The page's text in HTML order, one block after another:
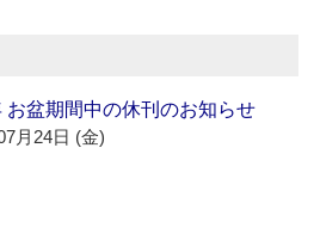
お盆期間中の休刊のお知らせ
月24日 (金)